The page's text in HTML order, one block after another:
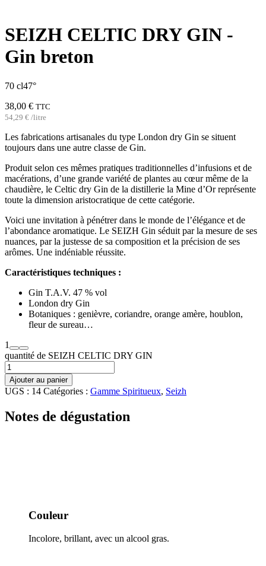
SEIZH CELTIC DRY GIN -
Gin breton
70 cl47°
38,00 € TTC
54,29 € /litre
Les fabrications artisanales du type London dry Gin se situent
toujours dans une autre classe de Gin.
Produit selon ces mêmes pratiques traditionnelles d’infusions et de
macérations, d’une grande variété de plantes au cœur même de la
chaudière, le Celtic dry Gin de la distillerie la Mine d’Or représente
toute la dimension aristocratique de cette catégorie.
Voici une invitation à pénétrer dans le monde de l’élégance et de
l’abondance aromatique. Le SEIZH Gin séduit par la mesure de ses
nuances, par la justesse de sa composition et la précision de ses
arômes. Une indéniable réussite.
Caractéristiques techniques :
Gin T.A.V. 47 % vol
London dry Gin
Botaniques : genièvre, coriandre, orange amère, houblon,
fleur de sureau…
1
quantité de SEIZH CELTIC DRY GIN
Ajouter au panier
UGS : 14 Catégories : Gamme Spiritueux, Seizh
Notes de dégustation
Couleur
Incolore, brillant, avec un alcool gras.